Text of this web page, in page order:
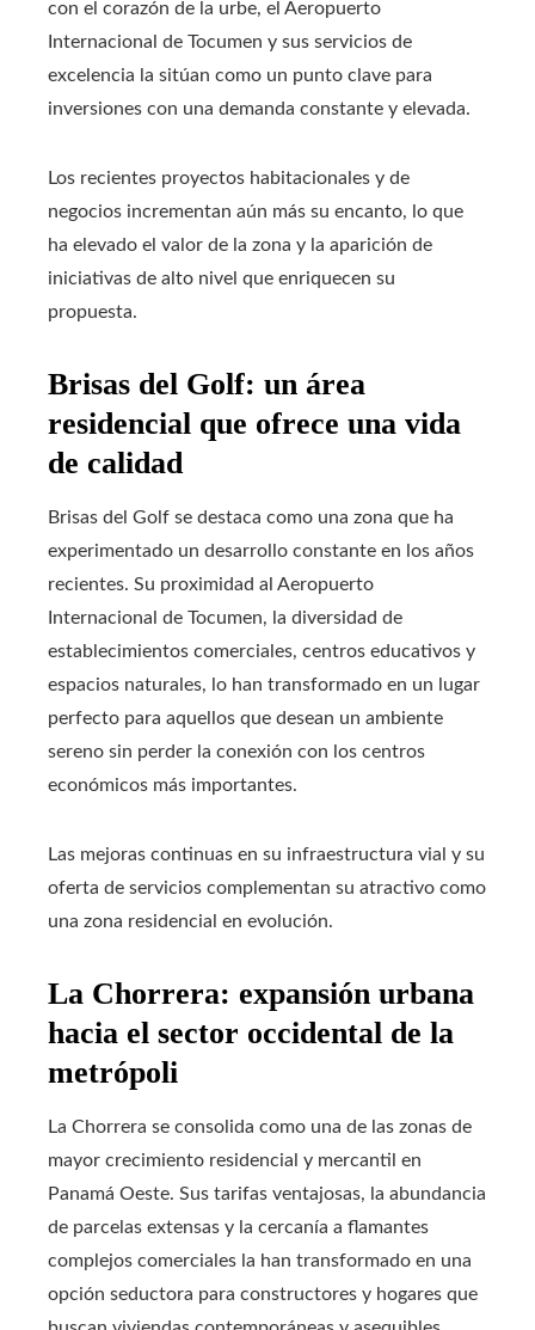
con el corazón de la urbe, el Aeropuerto
Internacional de Tocumen y sus servicios de
excelencia la sitúan como un punto clave para
inversiones con una demanda constante y elevada.
Los recientes proyectos habitacionales y de
negocios incrementan aún más su encanto, lo que
ha elevado el valor de la zona y la aparición de
iniciativas de alto nivel que enriquecen su
propuesta.
Brisas del Golf: un área
residencial que ofrece una vida
de calidad
Brisas del Golf se destaca como una zona que ha
experimentado un desarrollo constante en los años
recientes. Su proximidad al Aeropuerto
Internacional de Tocumen, la diversidad de
establecimientos comerciales, centros educativos y
espacios naturales, lo han transformado en un lugar
perfecto para aquellos que desean un ambiente
sereno sin perder la conexión con los centros
económicos más importantes.
Las mejoras continuas en su infraestructura vial y su
oferta de servicios complementan su atractivo como
una zona residencial en evolución.
La Chorrera: expansión urbana
hacia el sector occidental de la
metrópoli
La Chorrera se consolida como una de las zonas de
mayor crecimiento residencial y mercantil en
Panamá Oeste. Sus tarifas ventajosas, la abundancia
de parcelas extensas y la cercanía a flamantes
complejos comerciales la han transformado en una
opción seductora para constructores y hogares que